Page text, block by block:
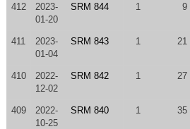
412
2023-
01-20
SRM 844 1 9
411
2023-
01-04
SRM 843 1 21
410
2022-
12-02
SRM 842 1 27
409
2022-
10-25
SRM 840 1 35